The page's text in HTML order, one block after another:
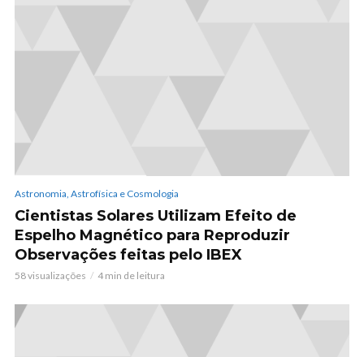
Astronomia, Astrofísica e Cosmologia
Cientistas Solares Utilizam Efeito de
Espelho Magnético para Reproduzir
Observações feitas pelo IBEX
58 visualizações 4 min de leitura